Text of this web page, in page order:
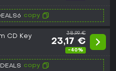
copy
CD Key 38,99 €
23,17 €
-40%
copy